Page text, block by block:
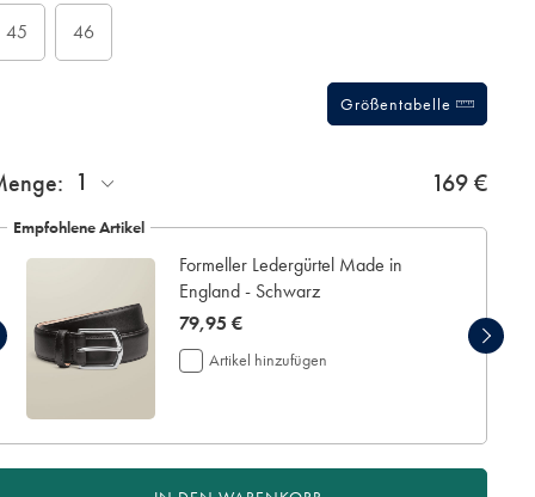
45 46
Größentabelle
1 169 €
Empfohlene Artikel
Formeller Ledergürtel Made in
England - Schwarz
now
79,95
€
79,95 €
Artikel hinzufügen